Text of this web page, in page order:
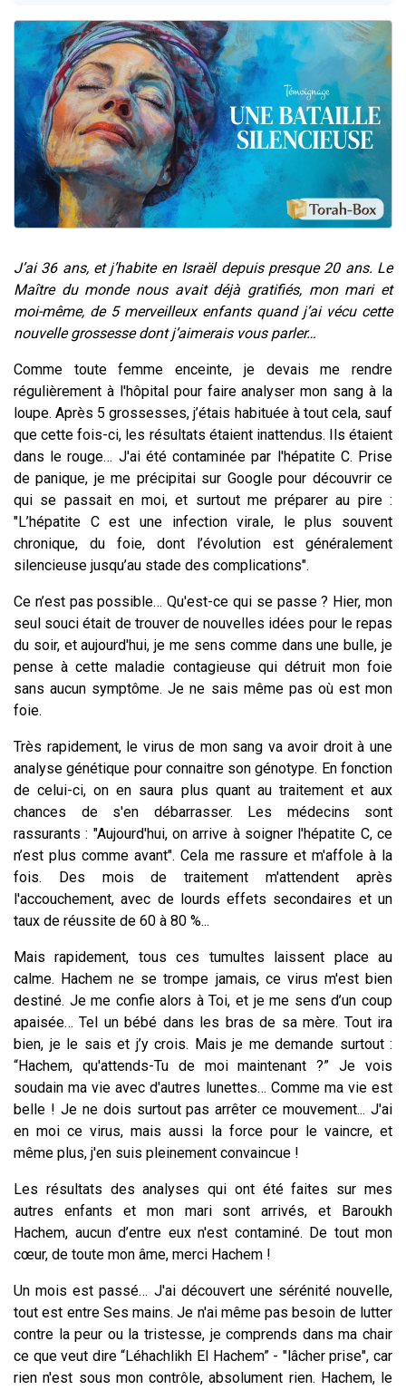
2 nouvelles musiques dans Torah-Box Music
8 personnes viennent de faire un don pour Tsédaka : pauvres d'Israel
Nouvelle émission radio : Visions de grandeur n°104 : Le Chabbath et le Birkat Hamazone à travers le temps
4 personnes viennent de nous rejoindre sur WhatsApp
J’ai 36 ans, et j’habite en Israël depuis presque 20 ans. Le
Maître du monde nous avait déjà gratifiés, mon mari et
moi-même, de 5 merveilleux enfants quand j’ai vécu cette
nouvelle grossesse dont j’aimerais vous parler…
Comme toute femme enceinte, je devais me rendre
régulièrement à l'hôpital pour faire analyser mon sang à la
loupe. Après 5 grossesses, j’étais habituée à tout cela, sauf
que cette fois-ci, les résultats étaient inattendus. Ils étaient
dans le rouge… J'ai été contaminée par l'hépatite C. Prise
de panique, je me précipitai sur Google pour découvrir ce
qui se passait en moi, et surtout me préparer au pire :
"L’hépatite C est une infection virale, le plus souvent
chronique, du foie, dont l’évolution est généralement
silencieuse jusqu’au stade des complications".
Ce n’est pas possible… Qu'est-ce qui se passe ? Hier, mon
seul souci était de trouver de nouvelles idées pour le repas
du soir, et aujourd'hui, je me sens comme dans une bulle, je
pense à cette maladie contagieuse qui détruit mon foie
sans aucun symptôme. Je ne sais même pas où est mon
foie.
Très rapidement, le virus de mon sang va avoir droit à une
analyse génétique pour connaitre son génotype. En fonction
de celui-ci, on en saura plus quant au traitement et aux
chances de s'en débarrasser. Les médecins sont
rassurants : "Aujourd'hui, on arrive à soigner l'hépatite C, ce
n’est plus comme avant". Cela me rassure et m'affole à la
fois. Des mois de traitement m'attendent après
l'accouchement, avec de lourds effets secondaires et un
taux de réussite de 60 à 80 %...
Mais rapidement, tous ces tumultes laissent place au
calme. Hachem ne se trompe jamais, ce virus m'est bien
destiné. Je me confie alors à Toi, et je me sens d’un coup
apaisée… Tel un bébé dans les bras de sa mère. Tout ira
bien, je le sais et j’y crois. Mais je me demande surtout :
“Hachem, qu'attends-Tu de moi maintenant ?” Je vois
soudain ma vie avec d'autres lunettes… Comme ma vie est
belle ! Je ne dois surtout pas arrêter ce mouvement... J'ai
en moi ce virus, mais aussi la force pour le vaincre, et
même plus, j'en suis pleinement convaincue !
Les résultats des analyses qui ont été faites sur mes
autres enfants et mon mari sont arrivés, et Baroukh
Hachem, aucun d’entre eux n'est contaminé. De tout mon
cœur, de toute mon âme, merci Hachem !
Un mois est passé… J'ai découvert une sérénité nouvelle,
tout est entre Ses mains. Je n'ai même pas besoin de lutter
contre la peur ou la tristesse, je comprends dans ma chair
ce que veut dire “Léhachlikh El Hachem” - "lâcher prise", car
rien n'est sous mon contrôle, absolument rien. Hachem, le